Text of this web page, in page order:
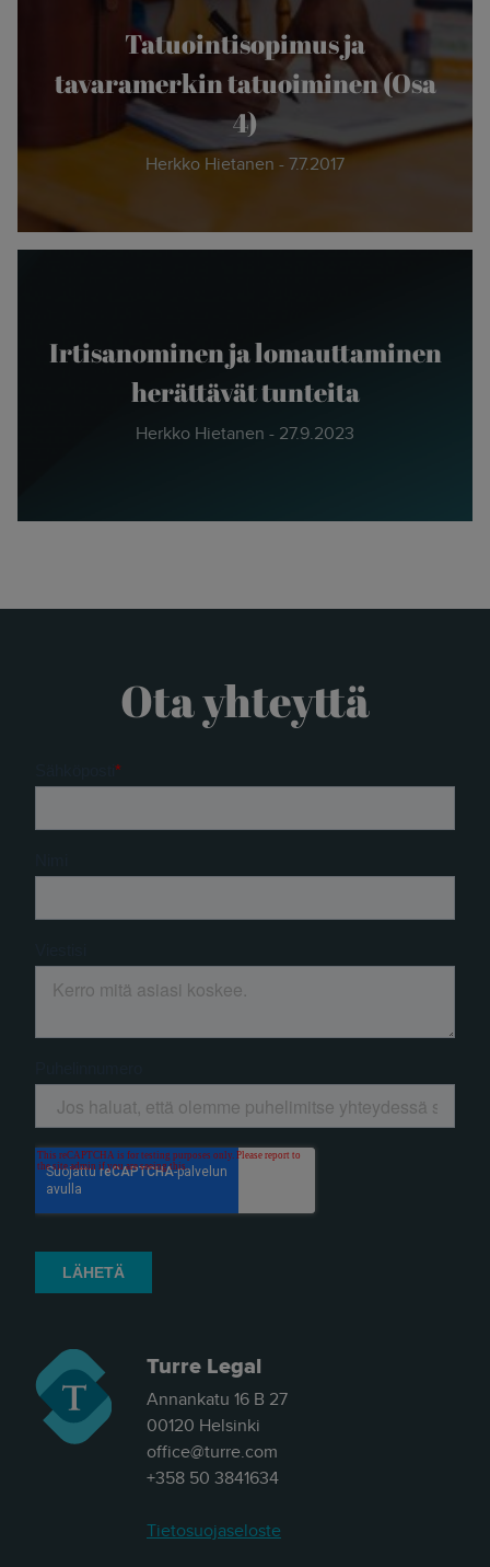
Tatuointisopimus ja
tavaramerkin tatuoiminen (Osa
4)
Herkko Hietanen - 7.7.2017
Irtisanominen ja lomauttaminen
herättävät tunteita
Herkko Hietanen - 27.9.2023
Turre Legal
Annankatu 16 B 27
00120 Helsinki
office@turre.com
+358 50 3841634
Tietosuojaseloste
Ota yhteyttä